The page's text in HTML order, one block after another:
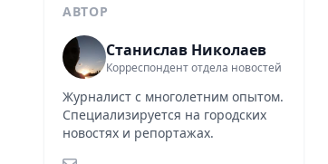
АВТОР
Станислав Николаев
Корреспондент отдела новостей
Журналист с многолетним опытом.
Специализируется на городских
новостях и репортажах.